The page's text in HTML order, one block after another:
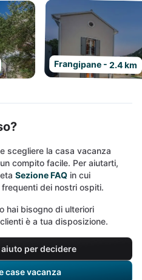
Frangipane - 2.4 km
scegliere la casa vacanza
compito facile. Per aiutarti,
Sezione FAQ in cui
dei nostri ospiti.
hai bisogno di ulteriori
è a tua disposizione.
per decidere
case vacanza